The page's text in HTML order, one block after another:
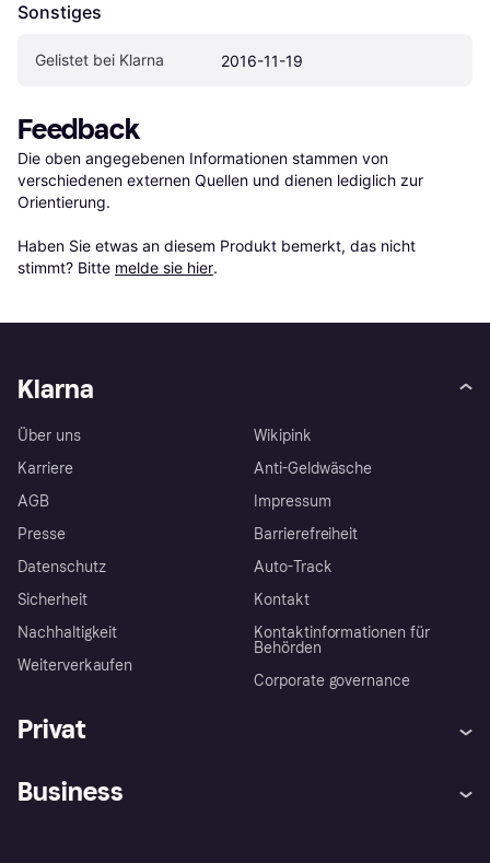
Sonstiges
Gelistet bei Klarna 2016-11-19
Feedback
Die oben angegebenen Informationen stammen von
verschiedenen externen Quellen und dienen lediglich zur
Orientierung.
Haben Sie etwas an diesem Produkt bemerkt, das nicht
stimmt? Bitte melde sie hier.
Klarna
Über uns
Karriere
AGB
Presse
Datenschutz
Sicherheit
Nachhaltigkeit
Weiterverkaufen
Wikipink
Anti-Geldwäsche
Impressum
Barrierefreiheit
Auto-Track
Kontakt
Kontaktinformationen für
Behörden
Corporate governance
Privat
Business